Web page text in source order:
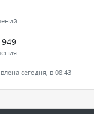
сегодня, в 08:43